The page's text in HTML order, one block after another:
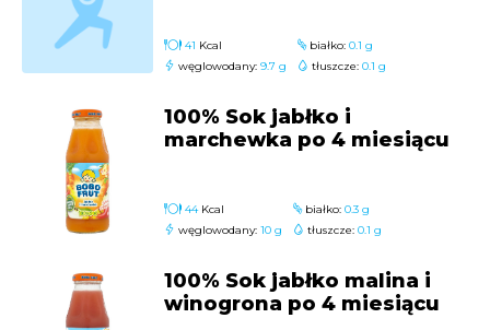
41 Kcal
węglowodany: 9.7 g
białko: 0.1 g
tłuszcze: 0.1 g
100% Sok jabłko i
marchewka po 4 miesiącu
44Kcal
węglowodany: 10 g
białko: 0.3 g
tłuszcze: 0.1 g
100% Sok jabłko malina i
winogrona po 4 miesiącu